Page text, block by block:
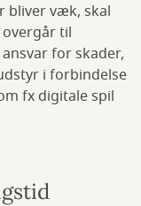
bliver væk, skal
til
for skader,
i forbindelse
fx digitale spil